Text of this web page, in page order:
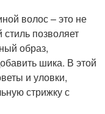
волос – это не
позволяет
образ,
шика. В этой
и уловки,
стрижку с